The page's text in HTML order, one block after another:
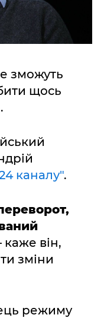
зможуть
щось
каналу".
каже він,
зміни
режиму